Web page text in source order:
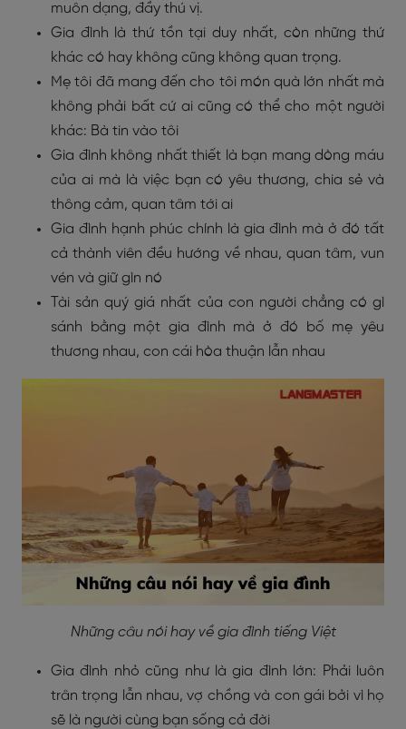
muôn dạng, đầy thú vị.
Gia đình là thứ tồn tại duy nhất, còn những thứ
khác có hay không cũng không quan trọng.
Mẹ tôi đã mang đến cho tôi món quà lớn nhất mà
không phải bất cứ ai cũng có thể cho một người
khác: Bà tin vào tôi
Gia đình không nhất thiết là bạn mang dòng máu
của ai mà là việc bạn có yêu thương, chia sẻ và
thông cảm, quan tâm tới ai
Gia đình hạnh phúc chính là gia đình mà ở đó tất
cả thành viên đều hướng về nhau, quan tâm, vun
vén và giữ gìn nó
Tài sản quý giá nhất của con người chẳng có gì
sánh bằng một gia đình mà ở đó bố mẹ yêu
thương nhau, con cái hòa thuận lẫn nhau
Những câu nói hay về gia đình tiếng Việt
Gia đình nhỏ cũng như là gia đình lớn: Phải luôn
trân trọng lẫn nhau, vợ chồng và con gái bởi vì họ
sẽ là người cùng bạn sống cả đời